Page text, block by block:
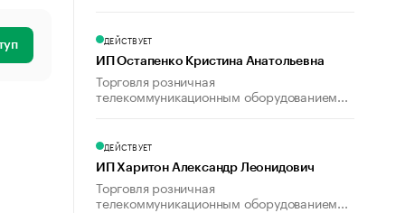
ДЕЙСТВУЕТ
ИП Остапенко Кристина Анатольевна
Торговля розничная
телекоммуникационным оборудованием...
ДЕЙСТВУЕТ
ИП Харитон Александр Леонидович
Торговля розничная
телекоммуникационным оборудованием...